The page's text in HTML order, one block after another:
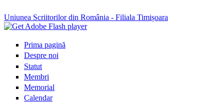
Uniunea Scriitorilor din România - Filiala Timișoara
Prima pagină
Despre noi
Statut
Membri
Memorial
Calendar